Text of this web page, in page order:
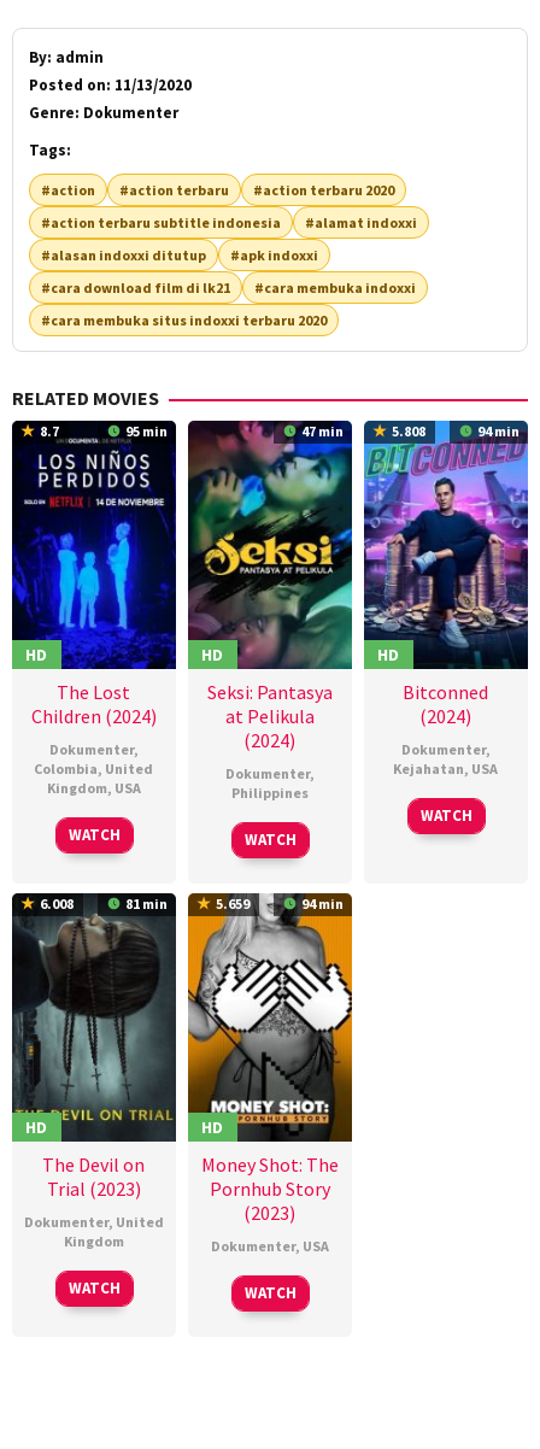
By: admin
Posted on: 11/13/2020
Genre: Dokumenter
Tags:
#action #action terbaru
#action terbaru 2020
#action terbaru subtitle indonesia
#alamat indoxxi
#alasan indoxxi ditutup
#apk indoxxi
#cara download film di lk21
#cara membuka indoxxi
#cara membuka situs indoxxi terbaru 2020
RELATED MOVIES
8.7 95 min
HD
The Lost
Children (2024)
Dokumenter,
Colombia, United
Kingdom, USA
13
Nov
Jorge
Duran
Houghton
Orlando
von
Einsiedel
WATCH
47 min
HD
Seksi: Pantasya
at Pelikula
(2024)
Dokumenter,
Philippines
28
Jan
WATCH
5.808 94 min
HD
Bitconned
(2024)
Dokumenter,
Kejahatan, USA
01
Jan
Bryan
Storkel
WATCH
6.008 81 min
HD
The Devil on
Trial (2023)
Dokumenter, United
Kingdom
17
Oct
Chris
Holt
WATCH
5.659 94 min
HD
Money Shot: The
Pornhub Story
(2023)
Dokumenter, USA
15
Mar
Suzanne
Hillinger
WATCH